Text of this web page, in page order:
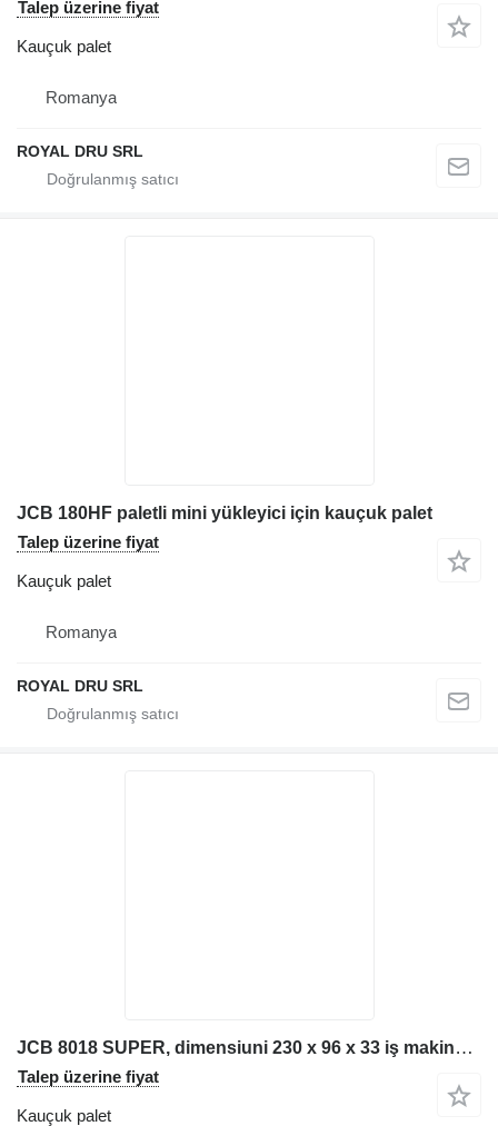
Talep üzerine fiyat
Kauçuk palet
Romanya
ROYAL DRU SRL
JCB 180HF paletli mini yükleyici için kauçuk palet
Talep üzerine fiyat
Kauçuk palet
Romanya
ROYAL DRU SRL
JCB 8018 SUPER, dimensiuni 230 x 96 x 33 iş makinesi için Șenilă pentru excavator kauçuk palet
Talep üzerine fiyat
Kauçuk palet